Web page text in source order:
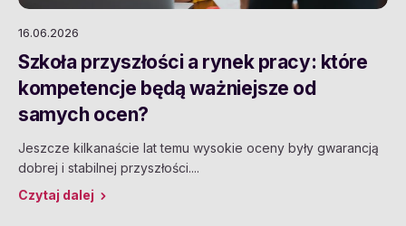
16.06.2026
Szkoła przyszłości a rynek pracy: które
kompetencje będą ważniejsze od
samych ocen?
Jeszcze kilkanaście lat temu wysokie oceny były gwarancją
dobrej i stabilnej przyszłości....
Czytaj dalej